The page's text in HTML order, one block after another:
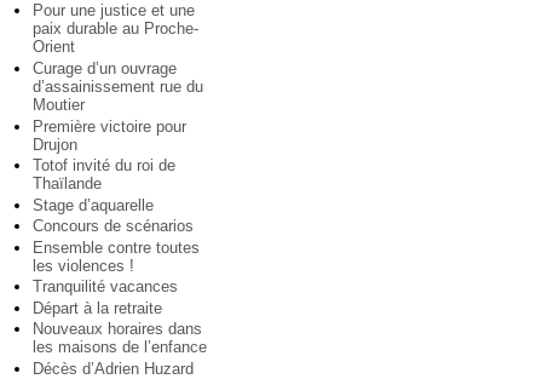
Pour une justice et une
paix durable au Proche-
Orient
Curage d’un ouvrage
d’assainissement rue du
Moutier
Première victoire pour
Drujon
Totof invité du roi de
Thaïlande
Stage d’aquarelle
Concours de scénarios
Ensemble contre toutes
les violences !
Tranquilité vacances
Départ à la retraite
Nouveaux horaires dans
les maisons de l’enfance
Décès d’Adrien Huzard